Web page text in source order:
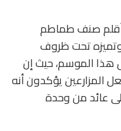
صنف طماطم
وتميزه تحت ظروف
هذا الموسم، حيث إن
المزارعين يؤكدون أنه
عائد من وحدة